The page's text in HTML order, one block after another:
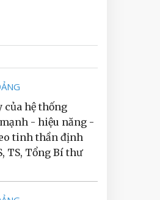
của hệ thống
- hiệu năng -
tinh thần định
TS, Tổng Bí thư